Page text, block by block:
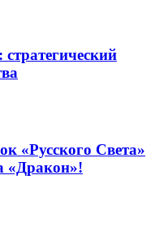
«Русского Света»
«Дракон»!